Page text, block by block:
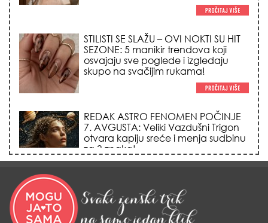
REDAK ASTRO FENOMEN POČINJE
7. AVGUSTA: Veliki Vazdušni Trigon
otvara kapiju sreće i menja sudbinu
za 3 znaka!
LJUDI U SRBIJI MASOVNO KUPUJU
OVO ČUDO OD 200 DINARA: Trik sa
peškirom i ledom koji rashlađuje stan
na +35 za 10 minuta (BEZ KLIME)!
DATUMI KOJI MENJAJU SUDBINU:
Ošišajte se OVIH dana u mesecu
ako želite da vam kosa raste kao iz